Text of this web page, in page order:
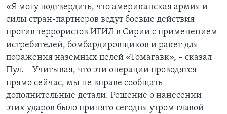
«Я могу подтвердить, что американская армия и
силы стран-партнеров ведут боевые действия
против террористов ИГИЛ в Сирии с применением
истребителей, бомбардировщиков и ракет для
поражения наземных целей «Томагавк», – сказал
Пул. – Учитывая, что эти операции проводятся
прямо сейчас, мы не вправе сообщать
дополнительные детали. Решение о нанесении
этих ударов было принято сегодня утром главой